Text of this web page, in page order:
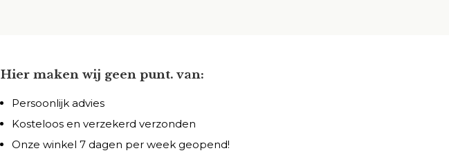
Hier maken wij geen punt. van:
Persoonlijk advies
Kosteloos en verzekerd verzonden
Onze winkel 7 dagen per week geopend!